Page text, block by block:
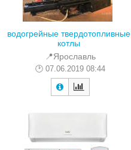
водогрейные твердотопливные
котлы
📍Ярославль
07.06.2019 08:44